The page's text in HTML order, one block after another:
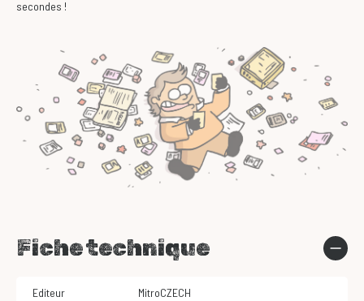
secondes !
Fiche technique
Editeur MitroCZECH